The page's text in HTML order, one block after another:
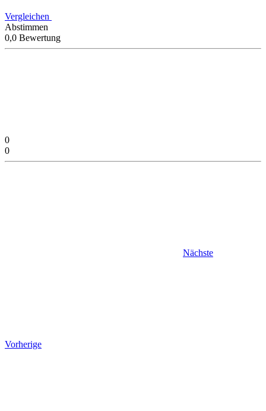
Vergleichen
Abstimmen
0,0 Bewertung
0
0
Nächste
Vorherige